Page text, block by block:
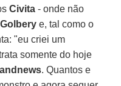
Civita - onde não
Golbery e, tal como o
"eu criei um
somente do hoje
. Quantos e